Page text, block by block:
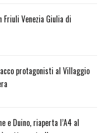
Friuli Venezia Giulia di
protagonisti al Villaggio
e Duino, riaperta l’A4 al